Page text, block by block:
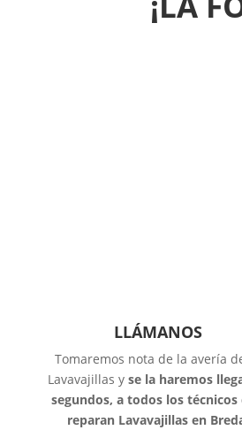
LLÁMANOS
Tomaremos nota de la avería
Lavavajillas y se la haremos
segundos, a todos los técnicos
reparan Lavavajillas en